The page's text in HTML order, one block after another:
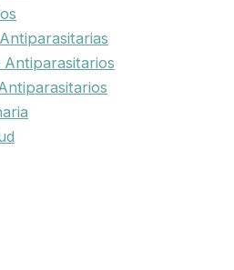
Antiparasitarios